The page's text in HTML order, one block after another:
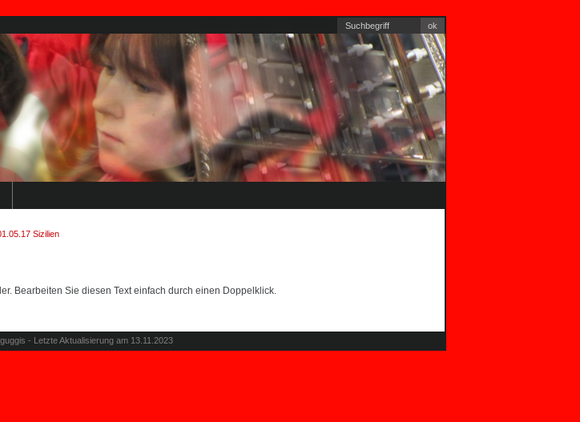
Sizilien
Bearbeiten Sie diesen Text einfach durch einen Doppelklick.
- Letzte Aktualisierung am 13.11.2023